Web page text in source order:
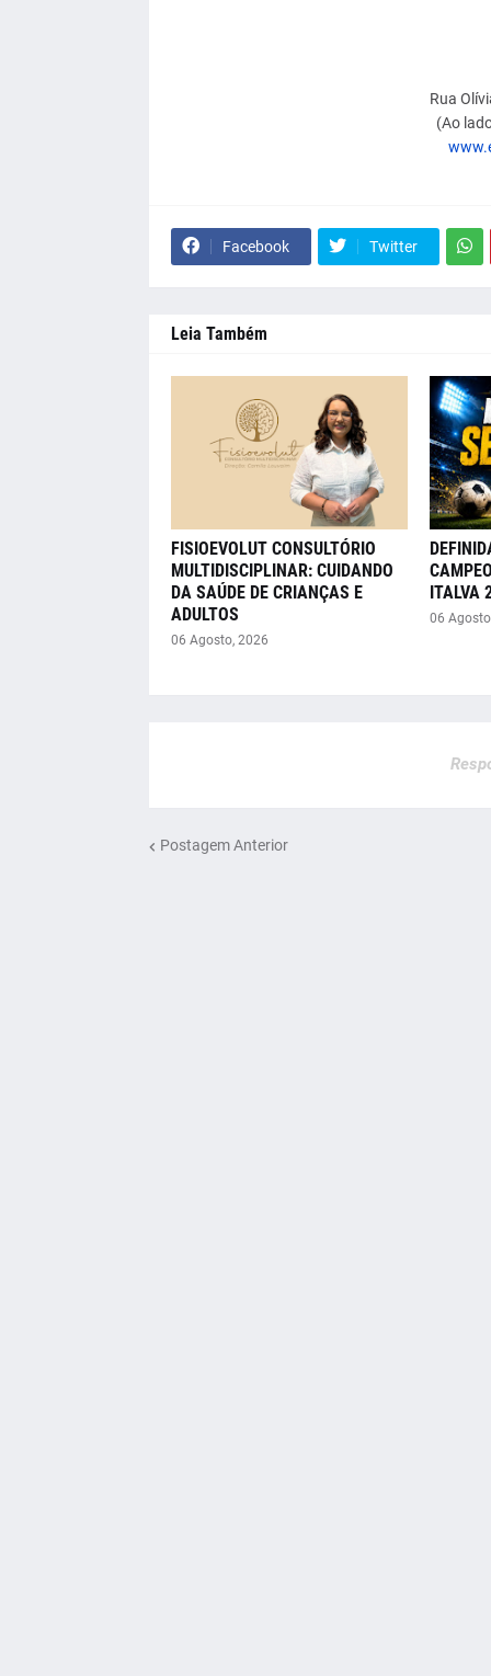
Rua
(Ao
Facebook Twitter
Leia Também
FISIOEVOLUT CONSULTÓRIO
MULTIDISCIPLINAR: CUIDANDO
DA SAÚDE DE CRIANÇAS E
ADULTOS
06 Agosto, 2026
ITALVA
06
Postagem Anterior